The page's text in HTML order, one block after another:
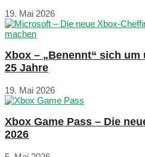
19. Mai 2026
Xbox – „Benennt“ sich
25 Jahre
19. Mai 2026
Xbox Game Pass – Die
2026